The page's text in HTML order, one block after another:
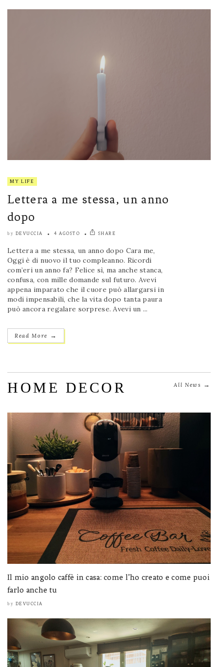
MY LIFE
Lettera a me stessa, un anno
dopo
by DEVUCCIA 4 AGOSTO SHARE
Lettera a me stessa, un anno dopo Cara me,
Oggi è di nuovo il tuo compleanno. Ricordi
com’eri un anno fa? Felice sì, ma anche stanca,
confusa, con mille domande sul futuro. Avevi
appena imparato che il cuore può allargarsi in
modi impensabili, che la vita dopo tanta paura
può ancora regalare sorprese. Avevi un ...
Read More →
HOME DECOR All News →
Il mio angolo caffè in casa: come l’ho creato e come puoi
farlo anche tu
by DEVUCCIA